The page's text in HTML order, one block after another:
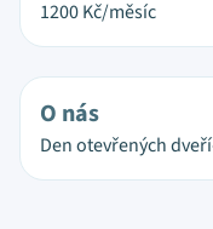
1200Kč/měsíc
O nás
Den otevřených